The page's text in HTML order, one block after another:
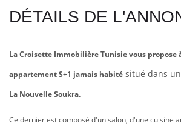
DÉTAILS DE
La Croisette Immobilière Tunisie vous propose
appartement S+1 jamais habité situé dans
La Nouvelle Soukra.
Ce dernier est composé d'un salon, d'une cuisine